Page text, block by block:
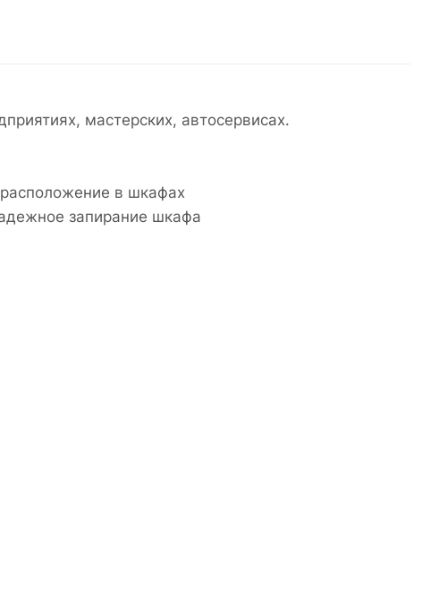
мастерских, автосервисах.
в шкафах
запирание шкафа